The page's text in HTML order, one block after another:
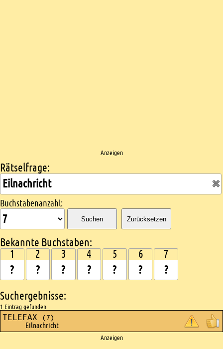
Anzeigen
Kreuzworträtsel suchen
Rätselfrage:
Buchstabenanzahl:
Suchen Zurücksetzen
Bekannte Buchstaben:
1 2 3 4 5 6 7
Suchergebnisse:
1 Eintrag gefunden
TELEFAX (7)
Eilnachricht
Anzeigen